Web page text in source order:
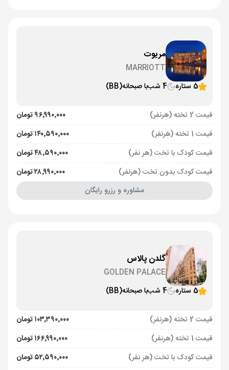
مریوت
MARRIOTT
5 ستاره
4 شب با صبحانه(BB)
قیمت 2 تخته (هرنفر)
۹۶٬۹۹۰٬۰۰۰ تومان
قیمت 1 تخته (هرنفر)
۱۴۰٬۵۹۰٬۰۰۰ تومان
قیمت کودک با تخت (هر نفر)
۴۸٬۵۹۰٬۰۰۰ تومان
قیمت کودک بدون تخت (هرنفر)
۲۸٬۹۹۰٬۰۰۰ تومان
مشاوره و رزرو رایگان
گلدن پالاس
GOLDEN PALACE
5 ستاره
4 شب با صبحانه(BB)
قیمت 2 تخته (هرنفر)
۱۰۳٬۳۹۰٬۰۰۰ تومان
قیمت 1 تخته (هرنفر)
۱۶۶٬۹۹۰٬۰۰۰ تومان
قیمت کودک با تخت (هر نفر)
۵۲٬۵۹۰٬۰۰۰ تومان